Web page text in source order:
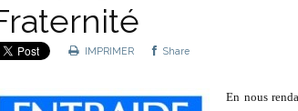
IMPRIMER Share
En nous